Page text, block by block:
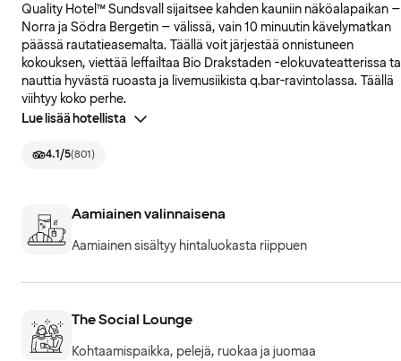
Quality Hotel™ Sundsvall sijaitsee kahden kauniin näköalapaikan –
Norra ja Södra Bergetin – välissä, vain 10 minuutin kävelymatkan
päässä rautatieasemalta. Täällä voit järjestää onnistuneen
kokouksen, viettää leffailtaa Bio Drakstaden -elokuvateatterissa
nauttia hyvästä ruoasta ja livemusiikista q.bar-ravintolassa. Täällä
viihtyy koko perhe.
Lue lisää hotellista
4.1/5(801)
Aamiainen valinnaisena
Aamiainen sisältyy hintaluokasta riippuen
The Social Lounge
Kohtaamispaikka, pelejä, ruokaa ja juomaa